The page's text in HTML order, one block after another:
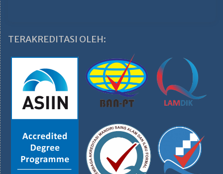
TERAKREDITASI OLEH: